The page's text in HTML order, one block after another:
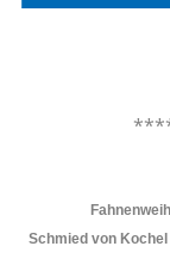
Schmied von